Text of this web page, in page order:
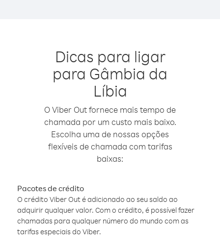
Dicas para ligar
para Gâmbia da
Líbia
O Viber Out fornece mais tempo de
chamada por um custo mais baixo.
Escolha uma de nossas opções
flexíveis de chamada com tarifas
baixas:
Pacotes de crédito
O crédito Viber Out é adicionado ao seu saldo ao
adquirir qualquer valor. Com o crédito, é possível fazer
chamadas para qualquer número do mundo com as
tarifas especiais do Viber.